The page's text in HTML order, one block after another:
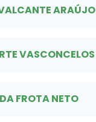
ARAÚJO
VASCONCELOS
FROTA NETO